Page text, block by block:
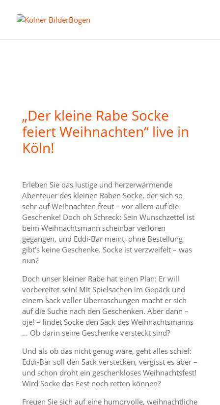
„Der kleine Rabe Socke
feiert Weihnachten“ live in
Köln!
Erleben Sie das lustige und herzerwärmende
Abenteuer des kleinen Raben Socke, der sich so
sehr auf Weihnachten freut – vor allem auf die
Geschenke! Doch oh Schreck: Sein Wunschzettel ist
beim Weihnachtsmann scheinbar verloren
gegangen, und Eddi-Bär meint, ohne Bestellung
gibt’s keine Geschenke. Socke ist verzweifelt – was
nun?
Doch unser kleiner Rabe hat einen Plan: Er will
vorbereitet sein! Mit Spielsachen im Gepäck und
einem Sack voller Überraschungen macht er sich
auf die Suche nach den Geschenken. Aber dann –
oje! – findet Socke den Sack des Weihnachtsmanns
… Ob darin seine Geschenke versteckt sind?
Und als ob das nicht genug wäre, geht alles schief:
Eddi-Bär soll den Sack verstecken, vergisst es aber –
und schon droht ein geschenkloses Weihnachtsfest!
Wird Socke das Fest noch retten können?
Freuen Sie sich auf eine humorvolle, weihnachtliche